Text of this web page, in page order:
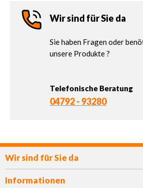
Wir sind für Sie da
Sie haben Fragen oder
unsere Produkte ?
Telefonische Beratung
04792 - 93280
Wir sind für Sie da
Informationen